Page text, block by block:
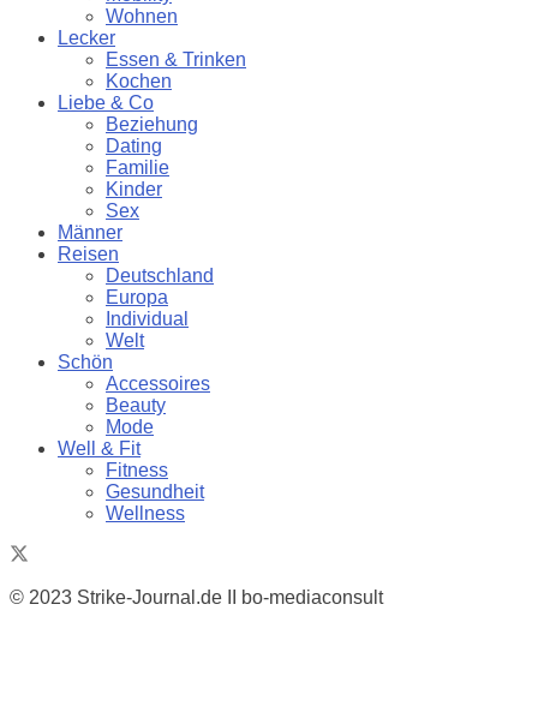
Wohnen
Lecker
Essen & Trinken
Kochen
Liebe & Co
Beziehung
Dating
Familie
Kinder
Sex
Männer
Reisen
Deutschland
Europa
Individual
Welt
Schön
Accessoires
Beauty
Mode
Well & Fit
Fitness
Gesundheit
Wellness
© 2023 Strike-Journal.de II bo-mediaconsult